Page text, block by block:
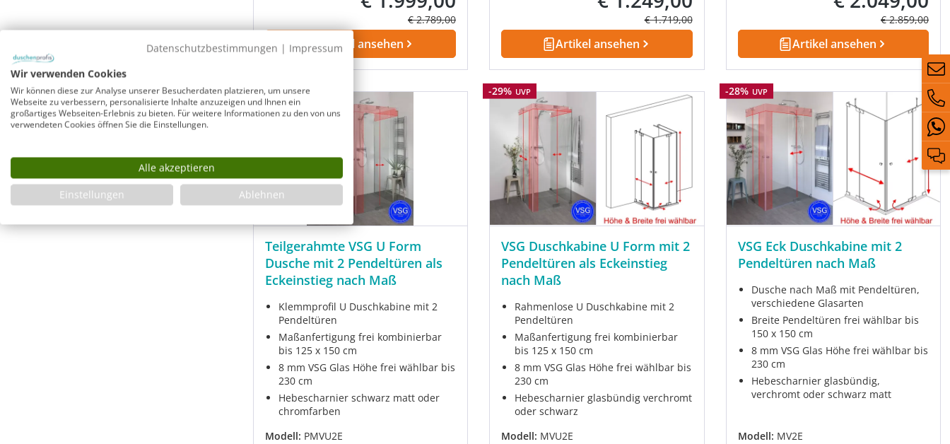
Regulärer Preis:
€ 2.789,00
Artikel ansehen
Regulärer Preis:
€ 1.719,00
Artikel ansehen
Regulärer
€ 2.859,00
Artikel ansehen
Rabatt
-29%UVP
Teilgerahmte VSG U Form
Dusche mit 2 Pendeltüren als
Eckeinstieg nach Maß
Klemmprofil U Duschkabine mit 2
Pendeltüren
Maßanfertigung frei kombinierbar
bis 125 x 150 cm
8 mm VSG Glas Höhe frei wählbar bis
230 cm
Hebescharnier schwarz matt oder
chromfarben
Modell: PMVU2E
Rabatt
-29% UVP
VSG Duschkabine U Form mit 2
Pendeltüren als Eckeinstieg
nach Maß
Rahmenlose U Duschkabine mit 2
Pendeltüren
Maßanfertigung frei kombinierbar
bis 125 x 150 cm
8 mm VSG Glas Höhe frei wählbar bis
230 cm
Hebescharnier glasbündig verchromt
oder schwarz
Modell: MVU2E
Rabatt
-28% UVP
VSG Eck Duschkabine mit 2
Pendeltüren nach Maß
Dusche nach Maß mit Pendeltüren,
verschiedene Glasarten
Breite Pendeltüren frei wählbar bis
150 x 150 cm
8 mm VSG Glas Höhe frei wählbar bis
230 cm
Hebescharnier glasbündig,
verchromt oder schwarz matt
Modell: MV2E
Datenschutzbestimmungen | Impressum
Wir verwenden Cookies
Wir können diese zur Analyse unserer Besucherdaten platzieren, um unsere
Webseite zu verbessern, personalisierte Inhalte anzuzeigen und Ihnen ein
großartiges Webseiten-Erlebnis zu bieten. Für weitere Informationen zu den von uns
verwendeten Cookies öffnen Sie die Einstellungen.
Alle akzeptieren
Einstellungen
Ablehnen